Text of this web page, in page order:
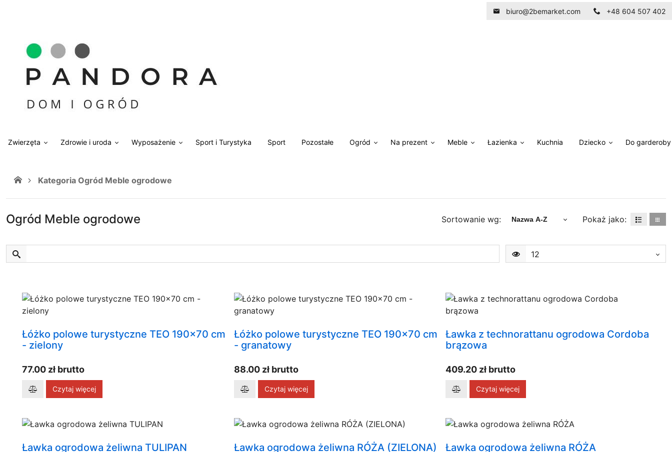
biuro@2bemarket.com +48 604 507 402
Zwierzęta Zdrowie i uroda Wyposażenie Sport i Turystyka Sport Pozostałe Ogród Na prezent Meble Łazienka Kuchnia Dziecko Do garderoby
Kategoria Ogród Meble ogrodowe
Ogród Meble ogrodowe Sortowanie wg: Nazwa A-Z Pokaż jako:
12
Łóżko polowe turystyczne TEO 190x70 cm
- zielony
77.00 zł brutto
Czytaj więcej
Łóżko polowe turystyczne TEO 190x70 cm
- granatowy
88.00 zł brutto
Czytaj więcej
Ławka z technorattanu ogrodowa Cordoba
brązowa
409.20 zł brutto
Czytaj więcej
Ławka ogrodowa żeliwna TULIPAN Ławka ogrodowa żeliwna RÓŻA (ZIELONA) Ławka ogrodowa żeliwna RÓŻA